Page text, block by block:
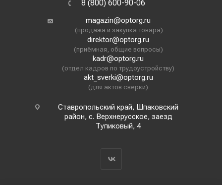
8 (800) 600-90-06
magazin@optorg.ru
(продажа и закупка товара)
direktor@optorg.ru
(приёмная, общие вопросы)
kadr@optorg.ru
(отдел кадров по трудоустройству)
akt_sverki@optorg.ru
(для актов сверки)
Ставропольский край, Шпаковский
район, с. Верхнерусское, заезд
Тупиковый, 4